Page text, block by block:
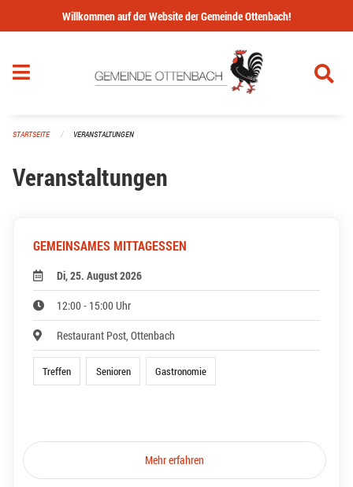
Navigation überspringen
Willkommen auf der Website der Gemeinde Ottenbach!
STARTSEITE VERANSTALTUNGEN
Veranstaltungen
GEMEINSAMES MITTAGESSEN
Di, 25. August 2026
12:00 - 15:00 Uhr
Restaurant Post, Ottenbach
Treffen Senioren Gastronomie
Mehr erfahren